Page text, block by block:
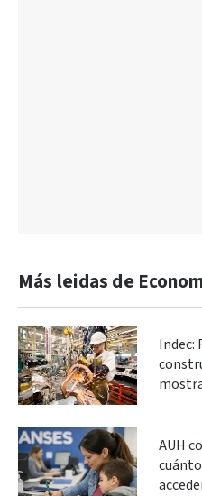
Más leidas de
Indec:
AUH